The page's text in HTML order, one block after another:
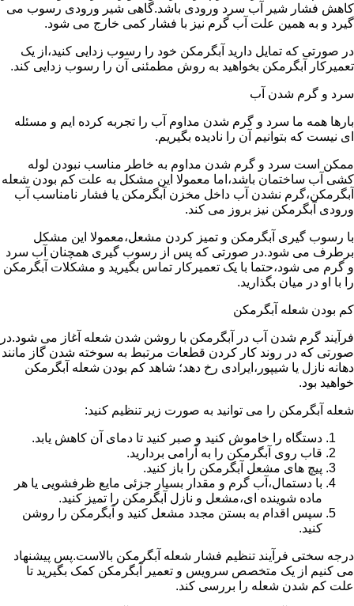
کاهش فشار شیر آب سرد ورودی باشد.گاهی شیر ورودی رسوب می
گیرد و به همین علت آب گرم نیز با فشار کمی خارج می شود.
در صورتی که تمایل دارید آبگرمکن خود را رسوب زدایی کنید،از یک
تعمیرکار آبگرمکن بخواهید به روش مطمئنی آن را رسوب زدایی کند.
سرد و گرم شدن آب
بارها همه ما سرد و گرم شدن مداوم آب را تجربه کرده ایم و مسئله
ای نیست که بتوانیم آن را نادیده بگیریم.
ممکن است سرد و گرم شدن مداوم به خاطر مناسب نبودن لوله
کشی آب ساختمان باشد،اما معمولا این مشکل به علت کم بودن شعله
آبگرمکن،گرم نشدن آب داخل مخزن آبگرمکن یا فشار نامناسب آب
ورودی آبگرمکن نیز بروز می کند.
با رسوب گیری آبگرمکن و تمیز کردن مشعل،معمولا این مشکل
برطرف می شود.در صورتی که پس از رسوب گیری همچنان آب سرد
و گرم می شود،حتما با یک تعمیرکار تماس بگیرید و مشکلات آبگرمکن
را با او در میان بگذارید.
کم بودن شعله آبگرمکن
فرآیند گرم شدن آب در آبگرمکن با روشن شدن شعله آغاز می شود.در
صورتی که در روند کار کردن قطعات مرتبط به سوخته شدن گاز مانند
دهانه نازل یا شیپور،ایرادی رخ دهد؛ شاهد کم بودن شعله آبگرمکن
خواهید بود.
شعله آبگرمکن را می توانید به صورت زیر تنظیم کنید:
دستگاه را خاموش کنید و صبر کنید تا دمای آن کاهش یابد.
قاب روی آبگرمکن را به آرامی بردارید.
پیچ های مشعل آبگرمکن را باز کنید.
با دستمال،آب گرم و مقدار بسیار جزئی مایع ظرفشویی یا هر
ماده شوینده ای،مشعل و نازل آبگرمکن را تمیز کنید.
سپس اقدام به بستن مجدد مشعل کنید و آبگرمکن را روشن
کنید.
درجه سختی فرآیند تنظیم فشار شعله آبگرمکن بالاست.پس پیشنهاد
می کنیم از یک متخصص سرویس و تعمیر آبگرمکن کمک بگیرید تا
علت کم شدن شعله را بررسی کند.